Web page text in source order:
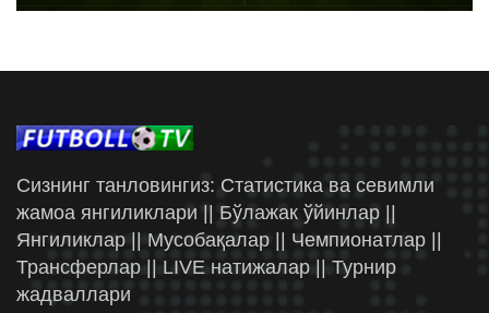
Сизнинг танловингиз: Статистика ва севимли
жамоа янгиликлари || Бўлажак ўйинлар ||
Янгиликлар || Мусобақалар || Чемпионатлар ||
Трансферлар || LIVE натижалар || Турнир
жадваллари